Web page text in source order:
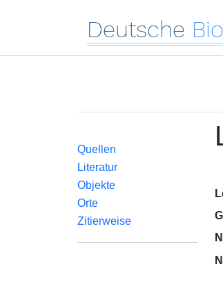
Deutsche
Quellen
Literatur
Objekte
Orte
Zitierweise